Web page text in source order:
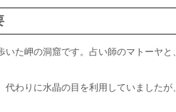
いた岬の洞窟です。占い師のマトーヤ
代わりに水晶の目を利用していました